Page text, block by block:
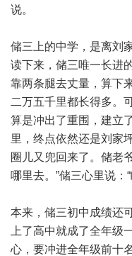
说。
储三上的中学，是离刘
读下来，储三唯一长进
靠两条腿去丈量，算下
二万五千里都长得多。
算是冲出了重围，建立
里，终点依然还是刘家
圈儿又兜回来了。储老
哪里去。”储三心里说：
本来，储三初中成绩还
上了高中就成了全年级
心，要冲进全年级前十